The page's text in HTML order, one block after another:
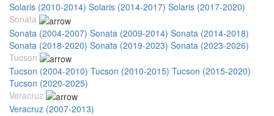
Solaris (2010-2014) Solaris (2014-2017) Solaris (2017-2020)
Sonata
Sonata (2004-2007) Sonata (2009-2014) Sonata (2014-2018)
Sonata (2018-2020) Sonata (2019-2023) Sonata (2023-2026)
Tucson
Tucson (2004-2010) Tucson (2010-2015) Tucson (2015-2020)
Tucson (2020-2025)
Veracruz
Veracruz (2007-2013)